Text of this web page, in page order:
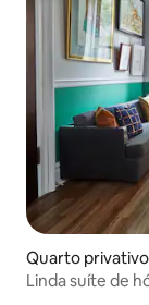
Quarto privativo
Linda suíte de